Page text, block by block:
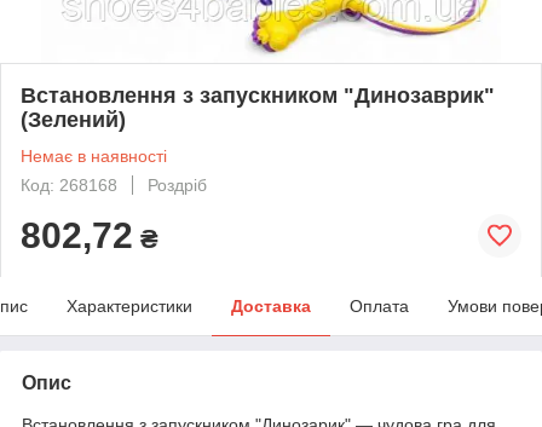
Встановлення з запускником "Динозаврик"
(Зелений)
Немає в наявності
Код: 268168
Роздріб
802,72 ₴
Характеристики Доставка Оплата Умови
Опис